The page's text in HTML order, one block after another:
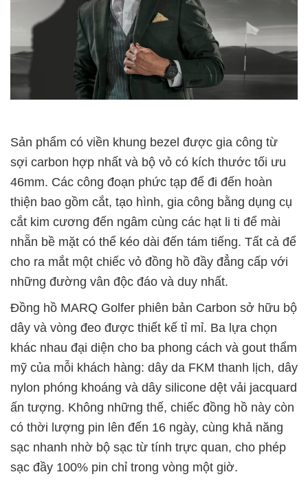
Sản phẩm có viền khung bezel được gia công từ
sợi carbon hợp nhất và bộ vỏ có kích thước tối ưu
46mm. Các công đoạn phức tạp để đi đến hoàn
thiện bao gồm cắt, tạo hình, gia công bằng dụng cụ
cắt kim cương đến ngâm cùng các hạt li ti để mài
nhẵn bề mặt có thể kéo dài đến tám tiếng. Tất cả để
cho ra mắt một chiếc vỏ đồng hồ đầy đẳng cấp với
những đường vân độc đáo và duy nhất.
Đồng hồ MARQ Golfer phiên bản Carbon sở hữu bộ
dây và vòng đeo được thiết kế tỉ mỉ. Ba lựa chọn
khác nhau đại diện cho ba phong cách và gout thẩm
mỹ của mỗi khách hàng: dây da FKM thanh lịch, dây
nylon phóng khoáng và dây silicone dệt vải jacquard
ấn tượng. Không những thế, chiếc đồng hồ này còn
có thời lượng pin lên đến 16 ngày, cùng khả năng
sạc nhanh nhờ bộ sạc từ tính trực quan, cho phép
sạc đầy 100% pin chỉ trong vòng một giờ.